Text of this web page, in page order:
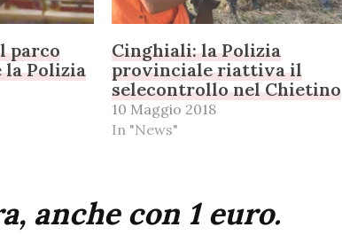
parco
Polizia
Cinghiali: la Polizia
provinciale riattiva il
selecontrollo nel Chietino
10 Maggio 2018
In "News"
anche con 1 euro.